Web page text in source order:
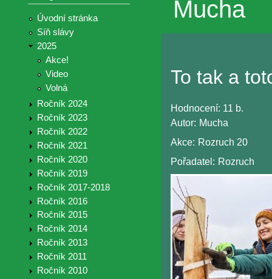
Úvodní stránka
Síň slávy
2025
Akce!
Video
Volná
Ročník 2024
Ročník 2023
Ročník 2022
Ročník 2021
Ročník 2020
Ročník 2019
Ročník 2017-2018
Ročník 2016
Ročník 2015
Ročník 2014
Ročník 2013
Ročník 2011
Ročník 2010
Mucha
To tak a
Hodnocení: 11 b.
Autor: Mucha
Akce: Rozruch 20
Pořadatel: Rozruch